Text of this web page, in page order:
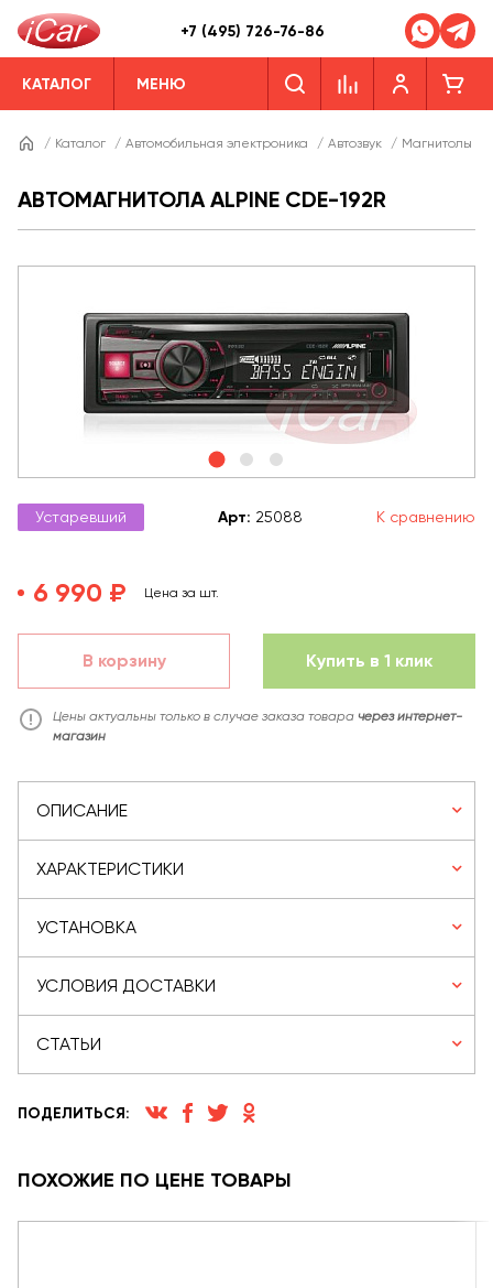
+7 (495) 726-76-86
КАТАЛОГ МЕНЮ
/ Каталог / Автомобильная электроника / Автозвук / Магнитолы
АВТОМАГНИТОЛА ALPINE CDE-192R
Устаревший Арт: 25088 К сравнению
6 990 ₽ Цена за шт.
В корзину Купить в 1 клик
Цены актуальны только в случае заказа товара через интернет-
магазин
ОПИСАНИЕ
ХАРАКТЕРИСТИКИ
УСТАНОВКА
УСЛОВИЯ ДОСТАВКИ
СТАТЬИ
ПОДЕЛИТЬСЯ:
ПОХОЖИЕ ПО ЦЕНЕ ТОВАРЫ